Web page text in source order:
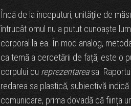
Încă de la începuturi, unităţile de
întrucât omul nu a putut cunoaşte
corporal la ea. În mod analog,
ca temă a cercetării de faţă, este o
corpului cu reprezentareasa.
redarea sa plastică, subiectivă
comunicare, prima dovadă că fiinţa